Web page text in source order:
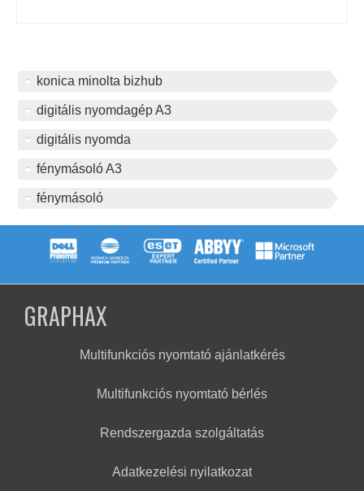
konica minolta bizhub
digitális nyomdagép A3
digitális nyomda
fénymásoló A3
fénymásoló
GRAPHAX
Multifunkciós nyomtató ajánlatkérés
Multifunkciós nyomtató bérlés
Rendszergazda szolgáltatás
Adatkezelési nyilatkozat